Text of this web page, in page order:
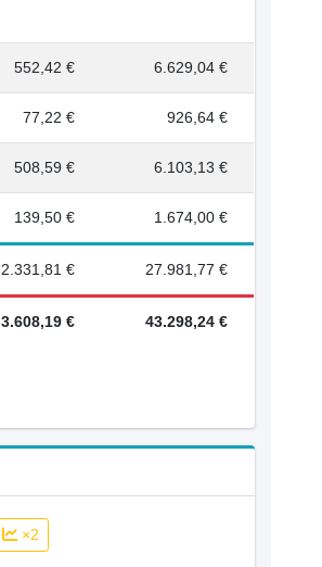
552,42 € 6.629,04 €
77,22 € 926,64 €
508,59 € 6.103,13 €
139,50 € 1.674,00 €
2.331,81 € 27.981,77 €
3.608,19 € 43.298,24 €
×2